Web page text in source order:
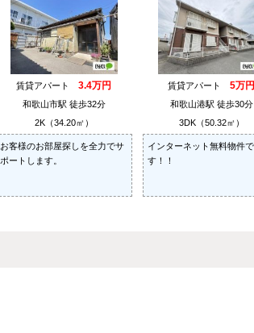
賃貸アパート 3.4万円
和歌山市駅 徒歩32分
2K（34.20㎡）
お客様のお部屋探しを全力でサ
ポートします。
賃貸アパート 5万円
和歌山港駅 徒歩30分
3DK（50.32㎡）
インターネット無料物件で
す！！